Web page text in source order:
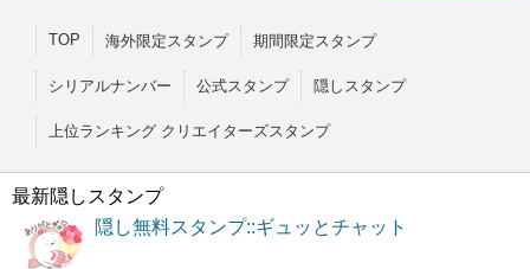
TOP 海外限定スタンプ 期間限定スタンプ
シリアルナンバー 公式スタンプ 隠しスタンプ
上位ランキング クリエイターズスタンプ
最新隠しスタンプ
隠し無料スタンプ::ギュッとチャット